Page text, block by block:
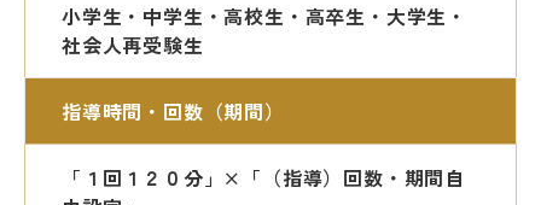
小学生・中学生・高校生・高卒生・大学生・
社会人再受験生
指導時間・回数（期間）
「１回１２０分」×「（指導）回数・期間自